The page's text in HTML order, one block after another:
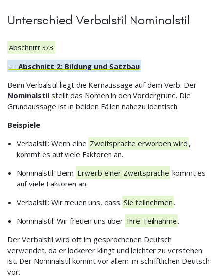
Unterschied Verbalstil Nominalstil
Abschnitt 3/3
← Abschnitt 2: Bildung und Satzbau
Beim Verbalstil liegt die Kernaussage auf dem Verb. Der
Nominalstil stellt das Nomen in den Vordergrund. Die
Grundaussage ist in beiden Fällen nahezu identisch.
Beispiele
Verbalstil: Wenn eine Zweitsprache erworben wird ,
kommt es auf viele Faktoren an.
Nominalstil: Beim Erwerb einer Zweitsprache kommt es
auf viele Faktoren an.
Verbalstil: Wir freuen uns, dass Sie teilnehmen.
Nominalstil: Wir freuen uns über Ihre Teilnahme.
Der Verbalstil wird oft im gesprochenen Deutsch
verwendet, da er lockerer klingt und leichter zu verstehen
ist. Der Nominalstil kommt vor allem im schriftlichen Deutsch
vor.